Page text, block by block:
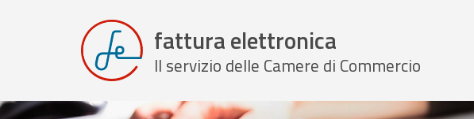
fattura elettronica
Il servizio delle Camere di Commercio